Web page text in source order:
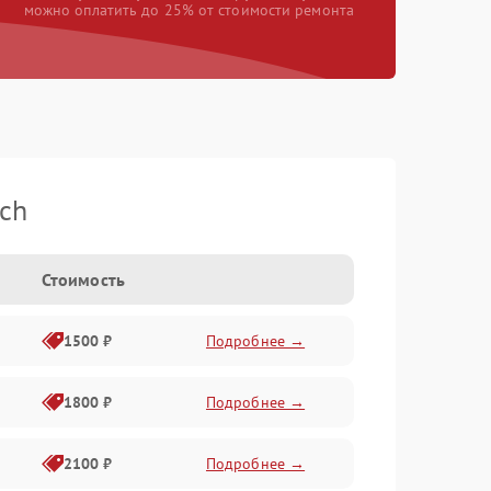
можно оплатить до 25% от стоимости ремонта
Стоимость
1500 ₽ Подробнее →
1800 ₽ Подробнее →
2100 ₽ Подробнее →